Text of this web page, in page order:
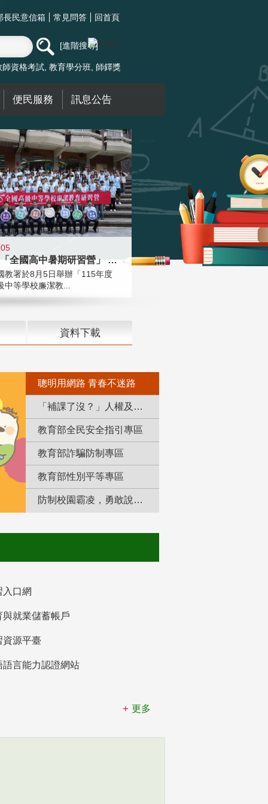
長民意信箱 常見問答 回首頁
進階搜尋
師資格考試 教育學分班 師鐸獎
便民服務 訊息公告
國教署「全國高中暑期研習營」 以多
教署於8月5日舉辦「115年度
中等學校廉潔教...
資料下載
聰明用網路 青春不迷路
「補課了沒？」人權及轉型正義教育專區
教育部全民安全指引專區
教育部詐騙防制專區
教育部性別平等專區
防制校園霸凌，勇敢說出來！
入口網
與就業儲蓄帳戶
資源平臺
語言能力認證網站
更多